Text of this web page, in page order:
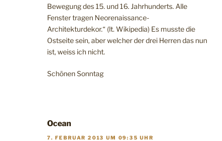
Bewegung des 15. und 16. Jahrhunderts. Alle
Fenster tragen Neorenaissance-
Architekturdekor.“ (lt. Wikipedia) Es musste die
Ostseite sein, aber welcher der drei Herren das nun
ist, weiss ich nicht.
Schönen Sonntag
Ocean
7. FEBRUAR 2013 UM 09:35 UHR